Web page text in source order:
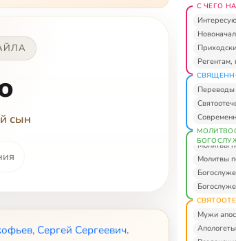
сын
Сергей Сергеевич.
С ЧЕГО
Переводы
Молитвы
Молитвы
Мужи